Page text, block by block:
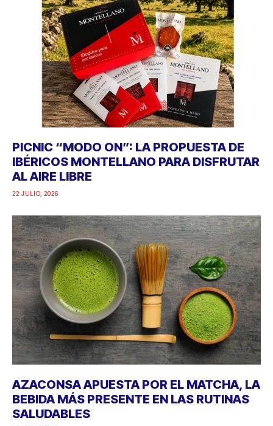
PICNIC “MODO ON”: LA PROPUESTA DE
IBÉRICOS MONTELLANO PARA DISFRUTAR
AL AIRE LIBRE
22 JULIO, 2026
AZACONSA APUESTA POR EL MATCHA, LA
BEBIDA MÁS PRESENTE EN LAS RUTINAS
SALUDABLES